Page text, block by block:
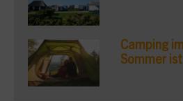
Camping
Sommer